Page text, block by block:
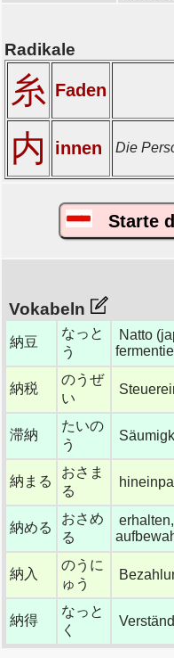
Radikale
糸 Faden
内 innen Die
Starte
Vokabeln
納豆
なっと
う
Natto
納税
のうぜ
い
滞納
たいの
う
納まる
おさま
る
納める
おさめ
る
納入
のうに
ゅう
納得
なっと
く